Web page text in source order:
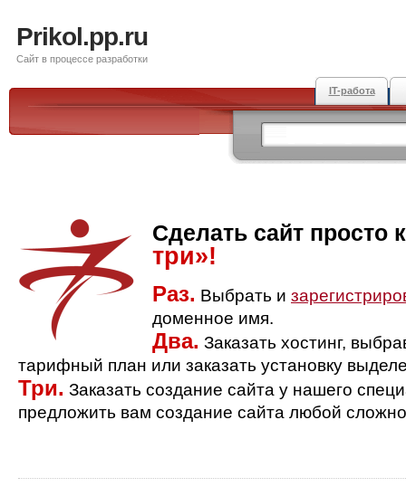
Prikol.pp.ru
Сайт в процессе разработки
IT-работа
Сделать сайт просто
три»!
Раз. Выбрать и
доменное имя.
Два. Заказать хостинг,
тарифный план или заказать установку
Три. Заказать создание сайта у нашего
предложить вам создание сайта любой